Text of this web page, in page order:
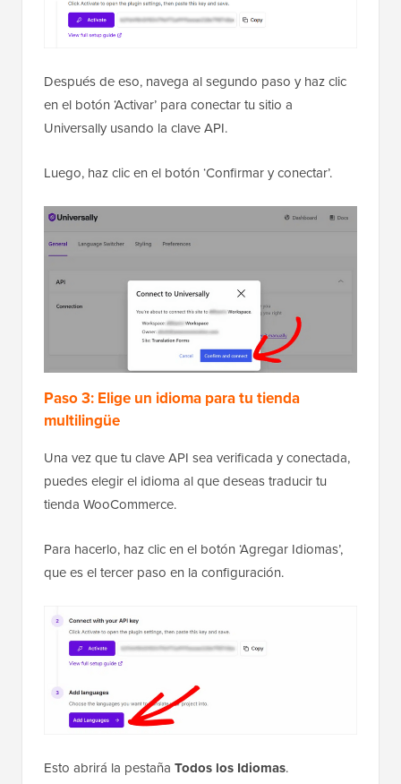
Después de eso, navega al segundo paso y haz clic
en el botón ‘Activar’ para conectar tu sitio a
Universally usando la clave API.
Luego, haz clic en el botón ‘Confirmar y conectar’.
Paso 3: Elige un idioma para tu tienda
multilingüe
Una vez que tu clave API sea verificada y conectada,
puedes elegir el idioma al que deseas traducir tu
tienda WooCommerce.
Para hacerlo, haz clic en el botón ‘Agregar Idiomas’,
que es el tercer paso en la configuración.
Esto abrirá la pestaña Todos los Idiomas.